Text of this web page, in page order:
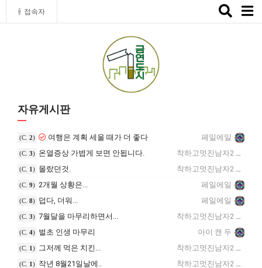
접속자
Toggle
자유게시판
(C. 2) 여행은 계획 세울 때가 더 좋다 페일에일
(C. 3) 온열증상 가볍게 보면 안됩니다. 착하고멋진남자2
(C. 1) 몰랐던것. 착하고멋진남자2
(C. 9) 2개월 상황은... 페일에일
(C. 8) 덥다, 더워... 페일에일
(C. 3) 7월달을 마무리하면서... 착하고멋진남자2
(C. 4) 벌초 인생 마무리 아이 캔 두
(C. 1) 그저께 먹은 치킨... 착하고멋진남자2
(C. 1) 작년 8월21일날에.. 착하고멋진남자2